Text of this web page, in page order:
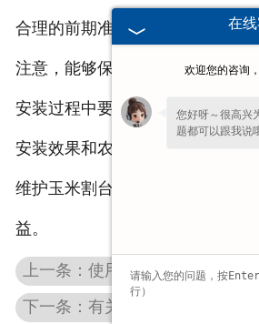
合理的前期准备、正确的技术要
注意，能够保证玉米割台的正常
安装过程中要细心、耐心并遵循
安装效果和农业生产的顺利进行
维护玉米割台，延长其使用寿命
益。
上一条：使用江苏玉米割台的好
下一条：有关江苏花生秸秆揉丝
在
欢迎您的咨询
您好呀～很高兴
题都可以跟我说